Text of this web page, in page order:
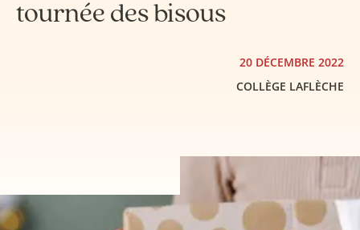
tournée des bisous
20 DÉCEMBRE 2022
COLLÈGE LAFLÈCHE